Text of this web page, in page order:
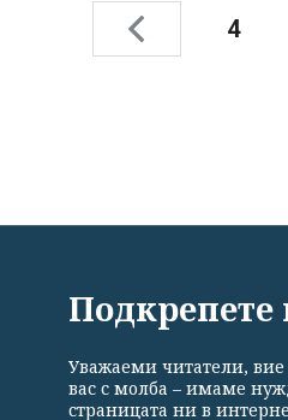
4
Общи условия Политика
Подкрепете
Уважаеми читатели, вие
вас с молба – имаме
страницата ни в